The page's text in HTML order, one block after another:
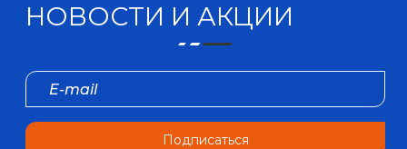
НОВОСТИ И АКЦИИ
Подписаться